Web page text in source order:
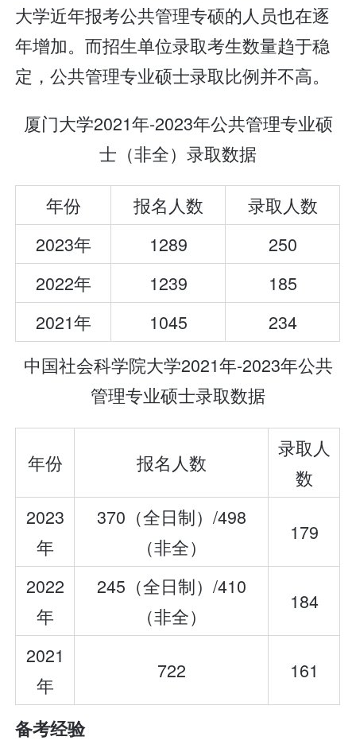
大学近年报考公共管理专硕的人员也在逐
年增加。而招生单位录取考生数量趋于稳
定，公共管理专业硕士录取比例并不高。
厦门大学2021年-2023年公共管理专业硕
士（非全）录取数据
年份 报名人数
录取人数
2023年
1289
250
2022年
1239
185
2021年
1045
234
中国社会科学院大学2021年-2023年公共
管理专业硕士录取数据
年份 报名人数
录取人
数
2023
年
370（全日制）/498
（非全）
179
2022
年
245（全日制）/410
（非全）
184
2021
年
722 161
备考经验